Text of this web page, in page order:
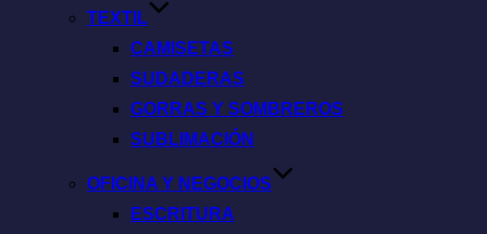
TEXTIL
CAMISETAS
SUDADERAS
GORRAS Y SOMBREROS
SUBLIMACIÓN
OFICINA Y NEGOCIOS
ESCRITURA